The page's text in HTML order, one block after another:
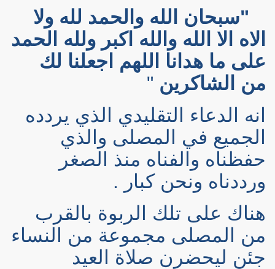
"سبحان الله والحمد لله ولا
الاه الا الله والله اكبر ولله الحمد
على ما هدانا اللهم اجعلنا لك
من الشاكرين "
انه الدعاء التقليدي الذي يردده
الجميع في المصلى والذي
حفظناه والفناه منذ الصغر
ورددناه ونحن كبار .
هناك على تلك الربوة بالقرب
من المصلى مجموعة من النساء
جئن ليحضرن صلاة العيد